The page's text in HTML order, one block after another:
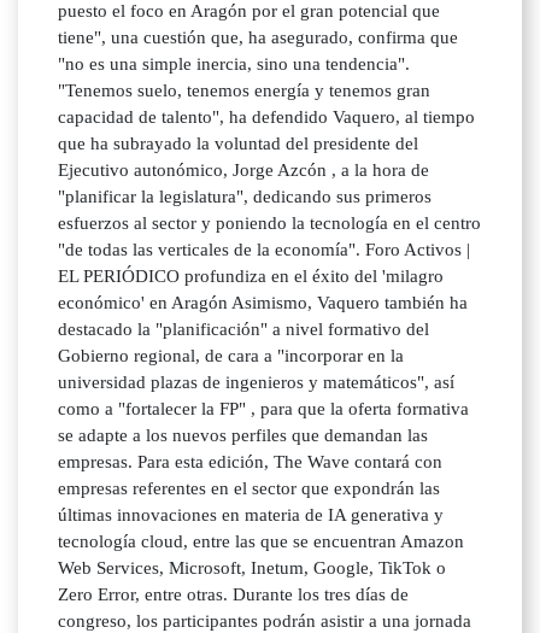
puesto el foco en Aragón por el gran potencial que
tiene", una cuestión que, ha asegurado, confirma que
"no es una simple inercia, sino una tendencia".
"Tenemos suelo, tenemos energía y tenemos gran
capacidad de talento", ha defendido Vaquero, al tiempo
que ha subrayado la voluntad del presidente del
Ejecutivo autonómico, Jorge Azcón , a la hora de
"planificar la legislatura", dedicando sus primeros
esfuerzos al sector y poniendo la tecnología en el centro
"de todas las verticales de la economía". Foro Activos |
EL PERIÓDICO profundiza en el éxito del 'milagro
económico' en Aragón Asimismo, Vaquero también ha
destacado la "planificación" a nivel formativo del
Gobierno regional, de cara a "incorporar en la
universidad plazas de ingenieros y matemáticos", así
como a "fortalecer la FP" , para que la oferta formativa
se adapte a los nuevos perfiles que demandan las
empresas. Para esta edición, The Wave contará con
empresas referentes en el sector que expondrán las
últimas innovaciones en materia de IA generativa y
tecnología cloud, entre las que se encuentran Amazon
Web Services, Microsoft, Inetum, Google, TikTok o
Zero Error, entre otras. Durante los tres días de
congreso, los participantes podrán asistir a una jornada